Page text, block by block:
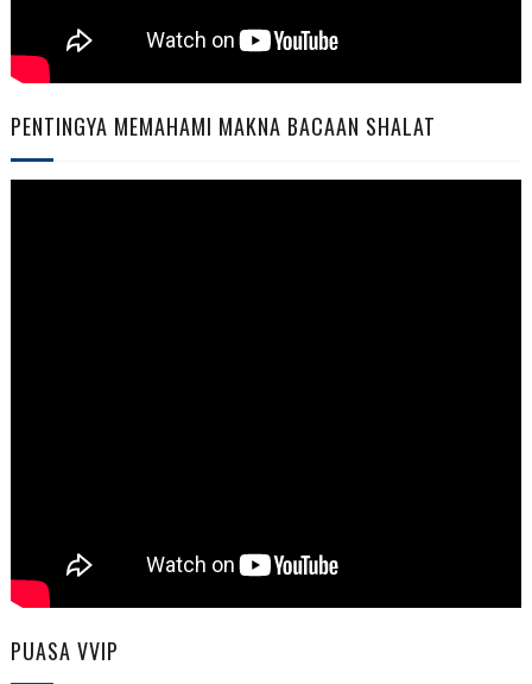
PENTINGYA MEMAHAMI MAKNA BACAAN SHALAT
PUASA VVIP